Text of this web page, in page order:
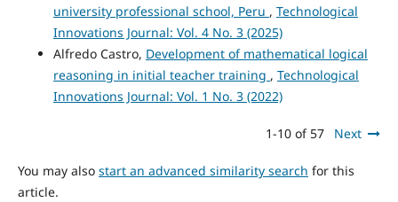
university professional school, Peru , Technological
Innovations Journal: Vol. 4 No. 3 (2025)
Alfredo Castro, Development of mathematical logical
reasoning in initial teacher training , Technological
Innovations Journal: Vol. 1 No. 3 (2022)
1-10 of 57 Next
You may also start an advanced similarity search for this
article.